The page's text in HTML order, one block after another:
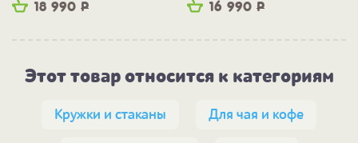
18 990 Р
16 990 Р
Этот товар относится к категориям
Кружки и стаканы Для чая и кофе